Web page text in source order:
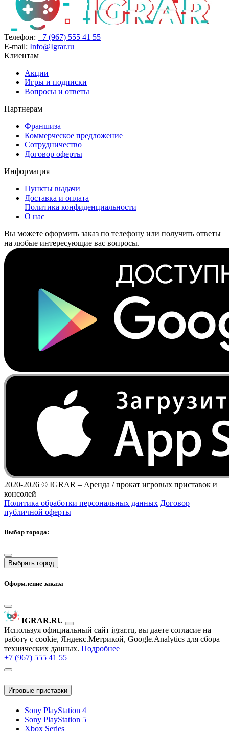
Телефон: +7 (967) 555 41 55
E-mail: Info@Igrar.ru
Клиентам
Акции
Игры и подписки
Вопросы и ответы
Партнерам
Франшиза
Коммерческое предложение
Сотрудничество
Договор оферты
Информация
Пункты выдачи
Доставка и оплата
Политика конфиденциальности
О нас
Вы можете оформить заказ по телефону или получить ответы
на любые интересующие вас вопросы.
2020-2026 © IGRAR – Аренда / прокат игровых приставок и
консолей
Политика обработки персональных данных Договор
публичной оферты
Выбор города:
Выбрать город
Оформление заказа
IGRAR.RU
Используя официальный сайт igrar.ru, вы даете согласие на
работу с cookie, Яндекс.Метрикой, Google.Analytics для сбора
технических данных. Подробнее
+7 (967) 555 41 55
Игровые приставки
Sony PlayStation 4
Sony PlayStation 5
Xbox Series